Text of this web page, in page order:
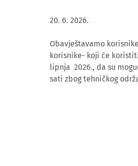
20. 6. 2026.
Obavještavamo
korisnike- koji će
lipnja 2026., da su
sati zbog tehničkog